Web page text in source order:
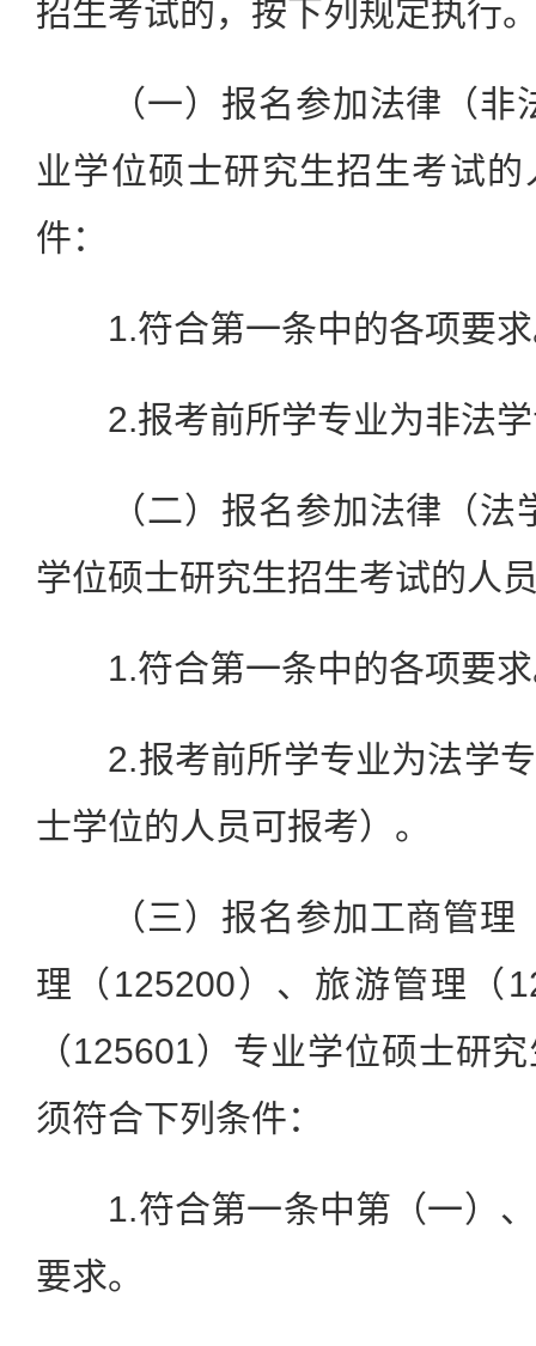
招生考试的，按下列规定执行
（一）报名参加法律（非
业学位硕士研究生招生考试
件：
1.符合第一条中的各项要
2.报考前所学专业为非法学
（二）报名参加法律（法
学位硕士研究生招生考试的人
1.符合第一条中的各项要
2.报考前所学专业为法学专
士学位的人员可报考）。
（三）报名参加工商管理
理（125200）、旅游管理（
（125601）专业学位硕士研
须符合下列条件：
1.符合第一条中第（一）、
要求。